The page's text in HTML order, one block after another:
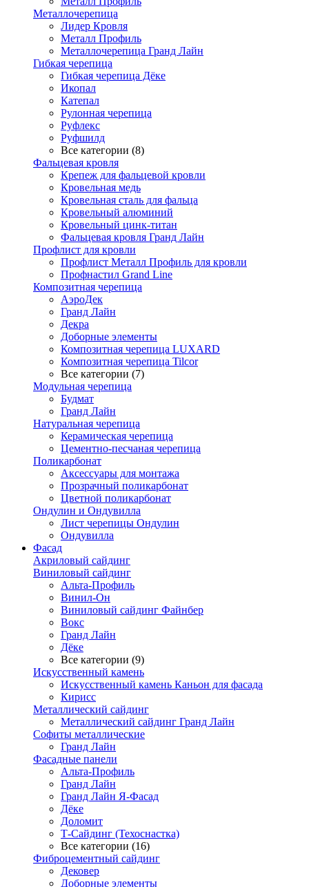
Металлочерепица
Лидер Кровля
Металл Профиль
Металлочерепица Гранд Лайн
Гибкая черепица
Гибкая черепица Дёке
Икопал
Катепал
Рулонная черепица
Руфлекс
Руфшилд
Все категории (8)
Фальцевая кровля
Крепеж для фальцевой кровли
Кровельная медь
Кровельная сталь для фальца
Кровельный алюминий
Кровельный цинк-титан
Фальцевая кровля Гранд Лайн
Профлист для кровли
Профлист Металл Профиль для кровли
Профнастил Grand Line
Композитная черепица
АэроДек
Гранд Лайн
Декра
Доборные элементы
Композитная черепица LUXARD
Композитная черепица Tilcor
Все категории (7)
Модульная черепица
Будмат
Гранд Лайн
Натуральная черепица
Керамическая черепица
Цементно-песчаная черепица
Поликарбонат
Аксессуары для монтажа
Прозрачный поликарбонат
Цветной поликарбонат
Ондулин и Ондувилла
Лист черепицы Ондулин
Ондувилла
Фасад
Акриловый сайдинг
Виниловый сайдинг
Альта-Профиль
Винил-Он
Виниловый сайдинг Файнбер
Вокс
Гранд Лайн
Дёке
Все категории (9)
Искусственный камень
Искусственный камень Каньон для фасада
Кирисс
Металлический сайдинг
Металлический сайдинг Гранд Лайн
Софиты металлические
Гранд Лайн
Фасадные панели
Альта-Профиль
Гранд Лайн
Гранд Лайн Я-Фасад
Дёке
Доломит
Т-Сайдинг (Техоснастка)
Все категории (16)
Фиброцементный сайдинг
Дековер
Доборные элементы